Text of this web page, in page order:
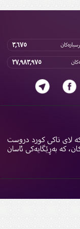
٣,٦٧٥
٢٧,٩٨٣,٩٧٥
لای تاکی کورد دروست
بەڕێگایەکی ئاسان